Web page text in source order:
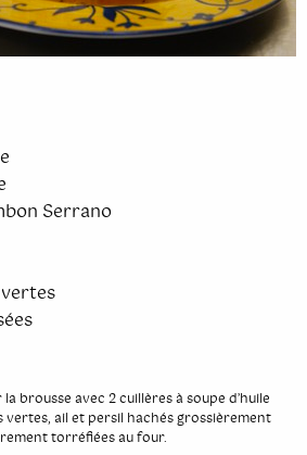
Serrano
vertes
brousse avec 2 cuillères à soupe d’huile
vertes, ail et persil hachés grossièrement
torréfiées au four.